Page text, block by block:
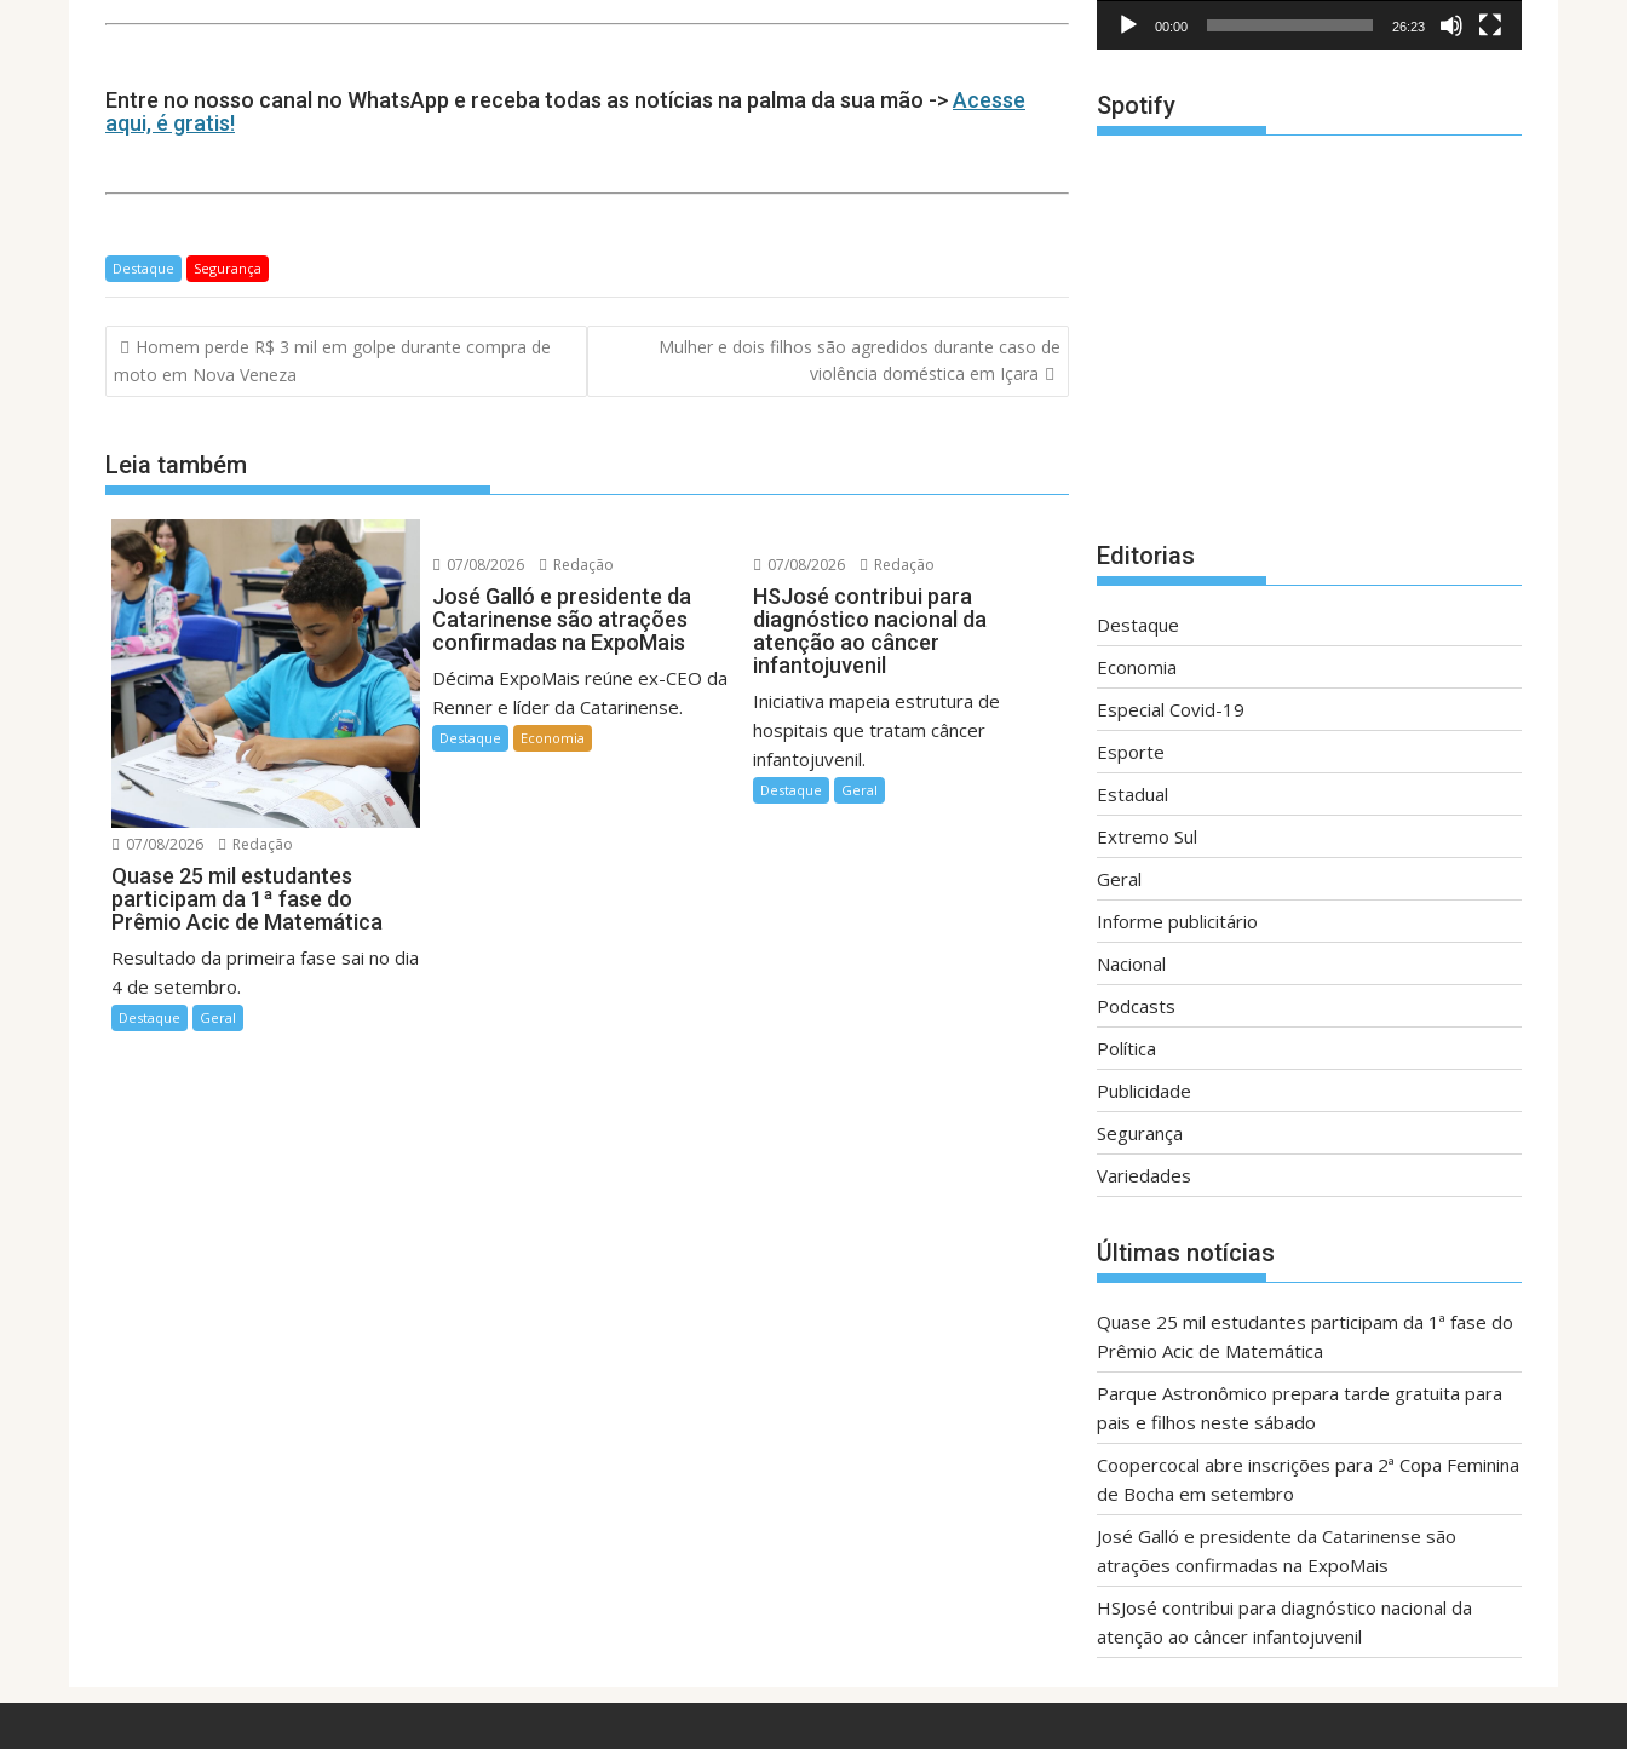
A
p
o
o
dI
n
Entre no nosso canal no WhatsApp e receba todas as notícias na palma da sua mão ->Acesse
aqui, é gratis!
Destaque Segurança
Navegação
de
Post
Homem perde R$ 3 mil em golpe durante compra de
moto em Nova Veneza
Mulher e dois filhos são agredidos durante caso de
violência doméstica em Içara
Leia também
07/08/2026 Redação
Quase 25 mil estudantes
participam da 1ª fase do
Prêmio Acic de Matemática
Resultado da primeira fase sai no dia
4 de setembro.
Destaque Geral
07/08/2026 Redação
José Galló e presidente da
Catarinense são atrações
confirmadas na ExpoMais
Décima ExpoMais reúne ex-CEO da
Renner e líder da Catarinense.
Destaque Economia
07/08/2026 Redação
HSJosé contribui para
diagnóstico nacional da
atenção ao câncer
infantojuvenil
Iniciativa mapeia estrutura de
hospitais que tratam câncer
infantojuvenil.
Destaque Geral
00:00 26:23
Spotify
Editorias
Destaque
Economia
Especial Covid-19
Esporte
Estadual
Extremo Sul
Geral
Informe publicitário
Nacional
Podcasts
Política
Publicidade
Segurança
Variedades
Últimas notícias
Quase 25 mil estudantes participam da 1ª fase do
Prêmio Acic de Matemática
Parque Astronômico prepara tarde gratuita para
pais e filhos neste sábado
Coopercocal abre inscrições para 2ª Copa Feminina
de Bocha em setembro
José Galló e presidente da Catarinense são
atrações confirmadas na ExpoMais
HSJosé contribui para diagnóstico nacional da
atenção ao câncer infantojuvenil